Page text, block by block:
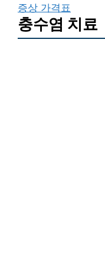
증상 가격표
충수염 치료